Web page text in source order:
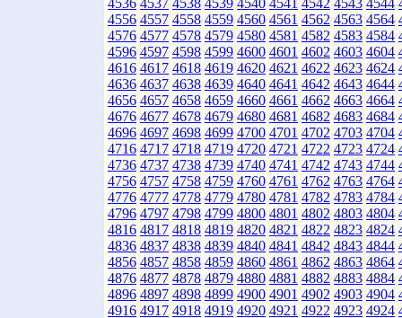
4536 4537 4538 4539 4540 4541 4542 4543 4544
4556 4557 4558 4559 4560 4561 4562 4563 4564
4576 4577 4578 4579 4580 4581 4582 4583 4584
4596 4597 4598 4599 4600 4601 4602 4603 4604
4616 4617 4618 4619 4620 4621 4622 4623 4624
4636 4637 4638 4639 4640 4641 4642 4643 4644
4656 4657 4658 4659 4660 4661 4662 4663 4664
4676 4677 4678 4679 4680 4681 4682 4683 4684
4696 4697 4698 4699 4700 4701 4702 4703 4704
4716 4717 4718 4719 4720 4721 4722 4723 4724
4736 4737 4738 4739 4740 4741 4742 4743 4744
4756 4757 4758 4759 4760 4761 4762 4763 4764
4776 4777 4778 4779 4780 4781 4782 4783 4784
4796 4797 4798 4799 4800 4801 4802 4803 4804
4816 4817 4818 4819 4820 4821 4822 4823 4824
4836 4837 4838 4839 4840 4841 4842 4843 4844
4856 4857 4858 4859 4860 4861 4862 4863 4864
4876 4877 4878 4879 4880 4881 4882 4883 4884
4896 4897 4898 4899 4900 4901 4902 4903 4904
4916 4917 4918 4919 4920 4921 4922 4923 4924